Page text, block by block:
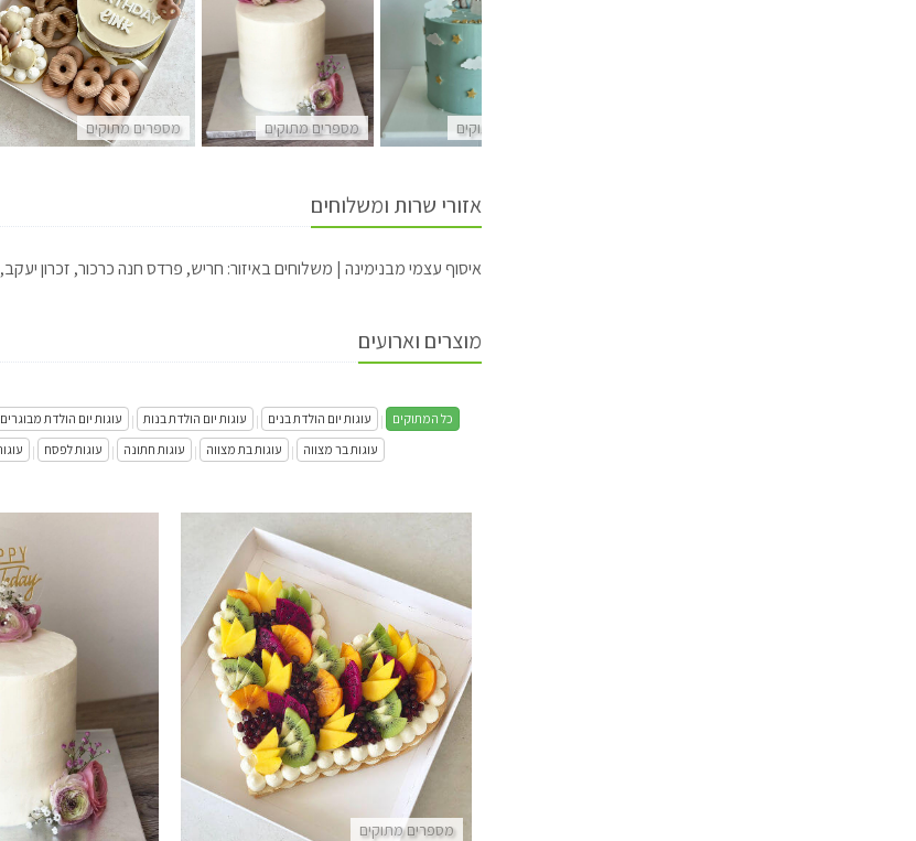
מספרים מתוקים מספרים מתוקים מספרים מתוקים
אזורי שרות ומשלוחים
איסוף עצמי מבנימינה | משלוחים באיזור: חריש, פרדס חנה כרכור, זכרון יעקב,
מוצרים וארועים
כל המתוקים | עוגות יום הולדת בנים | עוגות יום הולדת בנות | עוגות יום הולדת מבוגרים
עוגות בר מצווה
| עוגות בת מצווה | עוגות חתונה | עוגות לפסח |
עוגת יום
מספרים מתוקים
עוגת לב לפסח
פרטים נוספים